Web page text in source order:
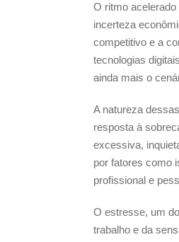
O ritmo
incerteza
competitivo e a
tecnologias
ainda mais o
A natureza
resposta à
excessiva,
por fatores como
profissional e
O estresse, um
trabalho e da